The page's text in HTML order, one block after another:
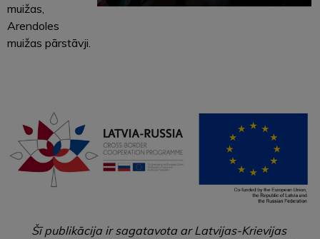
muižas,
Arendoles
muižas pārstāvji.
Šī publikācija ir sagatavota ar Latvijas-Krievijas